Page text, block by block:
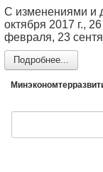
С изменениями и
октября 2017 г.,
февраля, 23
Подробнее...